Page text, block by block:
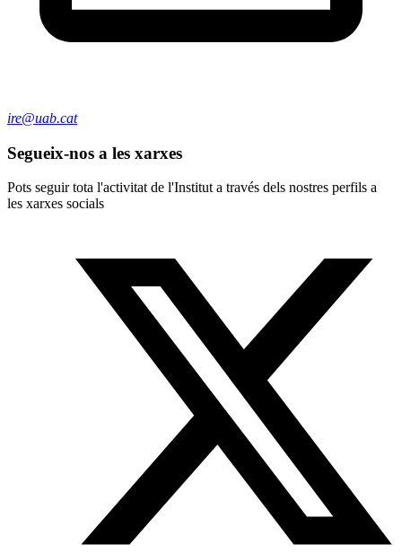
ire@uab.cat
Segueix-nos a les xarxes
Pots seguir tota l'activitat de l'Institut a través dels nostres perfils a
les xarxes socials